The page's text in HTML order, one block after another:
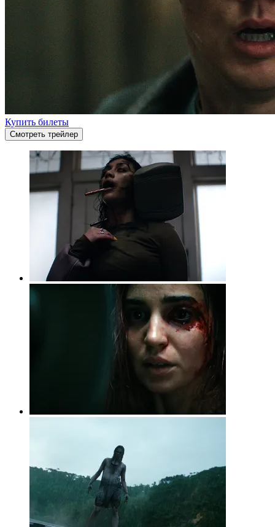
Купить билеты
Смотреть трейлер